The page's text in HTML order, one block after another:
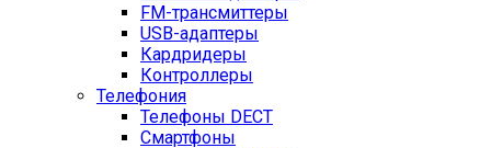
FM-трансмиттеры
USB-адаптеры
Кардридеры
Контроллеры
Телефония
Телефоны DECT
Смартфоны